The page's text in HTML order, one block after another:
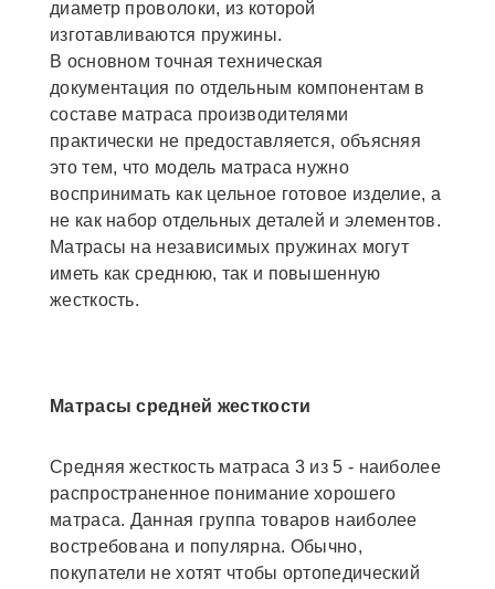
диаметр проволоки, из которой
изготавливаются пружины.
В основном точная техническая
документация по отдельным компонентам в
составе матраса производителями
практически не предоставляется, объясняя
это тем, что модель матраса нужно
воспринимать как цельное готовое изделие, а
не как набор отдельных деталей и элементов.
Матрасы на независимых пружинах могут
иметь как среднюю, так и повышенную
жесткость.
Матрасы средней жесткости
Средняя жесткость матраса 3 из 5 - наиболее
распространенное понимание хорошего
матраса. Данная группа товаров наиболее
востребована и популярна. Обычно,
покупатели не хотят чтобы ортопедический